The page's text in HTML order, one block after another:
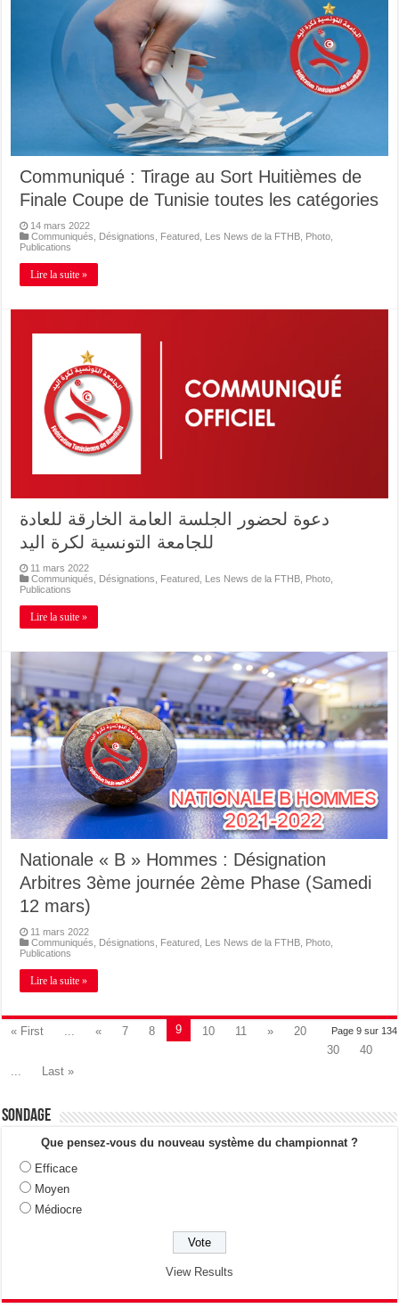
Communiqué : Tirage au Sort Huitièmes de
Finale Coupe de Tunisie toutes les catégories
14 mars 2022
Communiqués
Désignations Featured Les News de la FTHB Photo
Publications
Lire la suite »
دعوة لحضور الجلسة العامة الخارقة للعادة
للجامعة التونسية لكرة اليد
11 mars 2022
Communiqués
Désignations Featured Les News de la FTHB Photo
Publications
Lire la suite »
Nationale « B » Hommes : Désignation
Arbitres 3ème journée 2ème Phase (Samedi
12 mars)
11 mars 2022
Communiqués
Désignations Featured Les News de la FTHB Photo
Publications
Lire la suite »
Page 9 sur 134
« First ... « 7 8 9 10 11 »
20
30
40
...
Last »
Sondage
Que pensez-vous du nouveau système du championnat ?
Efficace
Moyen
Médiocre
View Results